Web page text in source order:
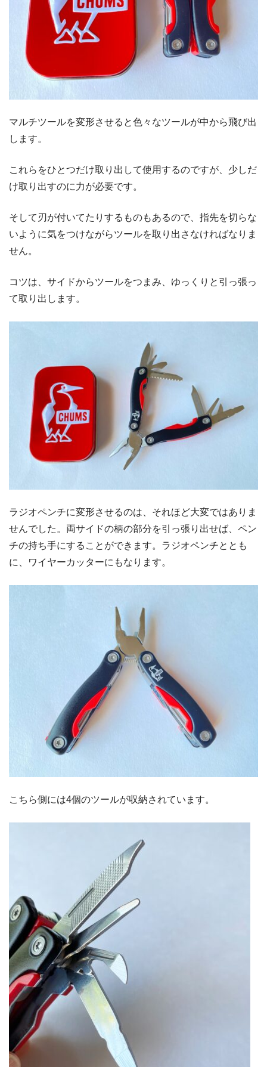
マルチツールを変形させると色々なツールが中から飛び出
します。
これらをひとつだけ取り出して使用するのですが、少しだ
け取り出すのに力が必要です。
そして刃が付いてたりするものもあるので、指先を切らな
いように気をつけながらツールを取り出さなければなりま
せん。
コツは、サイドからツールをつまみ、ゆっくりと引っ張っ
て取り出します。
ラジオペンチに変形させるのは、それほど大変ではありま
せんでした。両サイドの柄の部分を引っ張り出せば、ペン
チの持ち手にすることができます。ラジオペンチととも
に、ワイヤーカッターにもなります。
こちら側には4個のツールが収納されています。